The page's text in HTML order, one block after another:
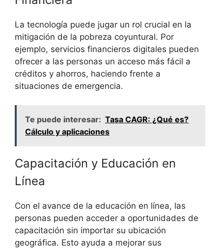
La tecnología puede jugar un rol crucial en la
mitigación de la pobreza coyuntural. Por
ejemplo, servicios financieros digitales pueden
ofrecer a las personas un acceso más fácil a
créditos y ahorros, haciendo frente a
situaciones de emergencia.
Te puede interesar: Tasa CAGR: ¿Qué es?
Cálculo y aplicaciones
Capacitación y Educación en
Línea
Con el avance de la educación en línea, las
personas pueden acceder a oportunidades de
capacitación sin importar su ubicación
geográfica. Esto ayuda a mejorar sus